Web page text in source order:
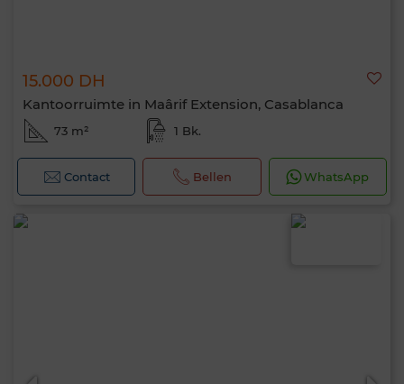
15.000 DH
Kantoorruimte in Maârif Extension, Casablanca
73 m² 1 Bk.
Contact Bellen WhatsApp